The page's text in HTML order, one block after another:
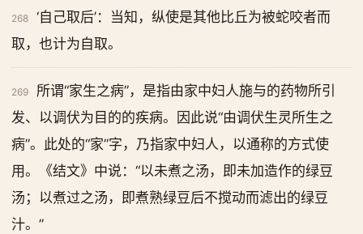
268
‘自己取后’：当知，纵使是其他比丘为被蛇咬者而
取，也计为自取。
269
所谓“家生之病”，是指由家中妇人施与的药物所引
发、以调伏为目的的疾病。因此说“由调伏生灵所生之
病”。此处的“家”字，乃指家中妇人，以通称的方式使
用。《结文》中说：“以未煮之汤，即未加造作的绿豆
汤；以煮过之汤，即煮熟绿豆后不搅动而滤出的绿豆
汁。”